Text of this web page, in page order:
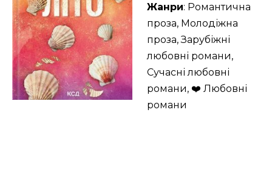
Жанри: Романтична
проза, Молодіжна
проза, Зарубіжні
любовні романи,
Сучасні любовні
романи, ❤️ Любовні
романи